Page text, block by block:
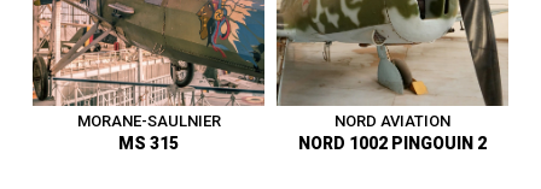
1919 - 1945| Avion 1919 - 1945|Avion
MORANE-SAULNIER
MS 315
NORD AVIATION
NORD 1002 PINGOUIN 2